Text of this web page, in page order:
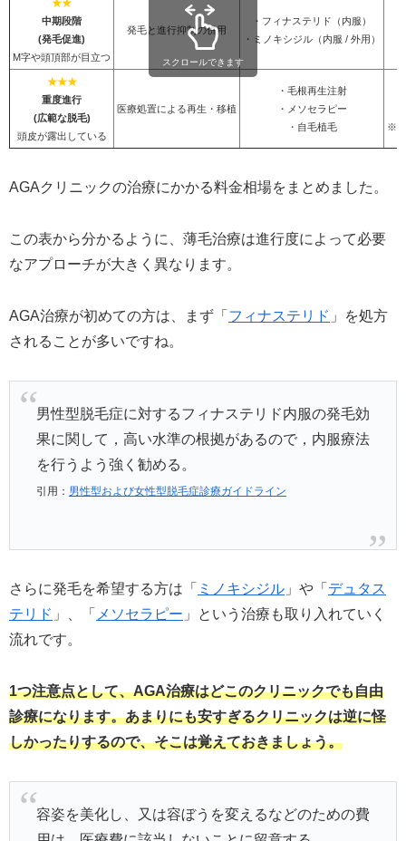
★★
中期段階
(発毛促進)
M字や頭頂部が目立つ
発毛と進行抑制の併用
・フィナステリド（内服）
・ミノキシジル（内服 / 外用）
★★★
重度進行
(広範な脱毛)
頭皮が露出している
医療処置による再生・移植
・毛根再生注射
・メソセラピー
・自毛植毛
※施
スクロールできます
AGAクリニックの治療にかかる料金相場をまとめました。
この表から分かるように、薄毛治療は進行度によって必要
なアプローチが大きく異なります。
AGA治療が初めての方は、まず「 フィナステリド 」を処方
されることが多いですね。
男性型脱毛症に対するフィナステリド内服の発毛効
果に関して，高い水準の根拠があるので，内服療法
を行うよう強く勧める。
引用： 男性型および女性型脱毛症診療ガイドライン
さらに発毛を希望する方は「 ミノキシジル 」や「 デュタス
テリド 」、「 メソセラピー 」という治療も取り入れていく
流れです。
1つ注意点として、AGA治療はどこのクリニックでも自由
診療になります。あまりにも安すぎるクリニックは逆に怪
しかったりするので、そこは覚えておきましょう。
容姿を美化し、又は容ぼうを変えるなどのための費